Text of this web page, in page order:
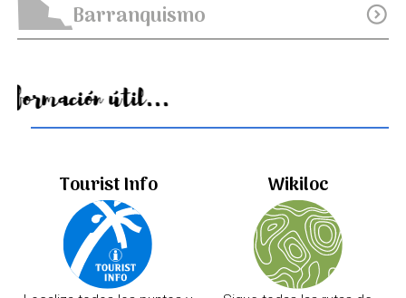
Barranquismo expand_circle_down
Información útil...
Tourist Info Wikiloc